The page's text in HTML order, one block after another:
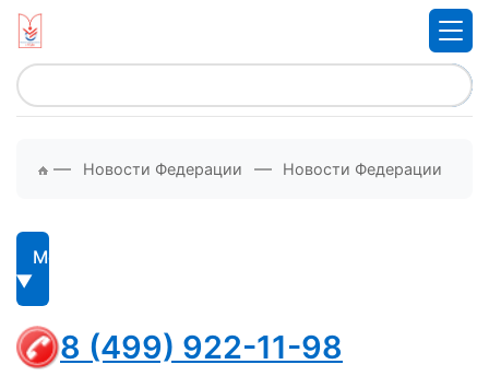
— Новости Федерации — Новости Федерации
Меню
8 (499) 922-11-98